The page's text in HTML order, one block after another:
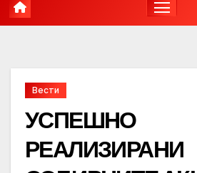
Вести
УСПЕШНО
РЕАЛИЗИРАНИ